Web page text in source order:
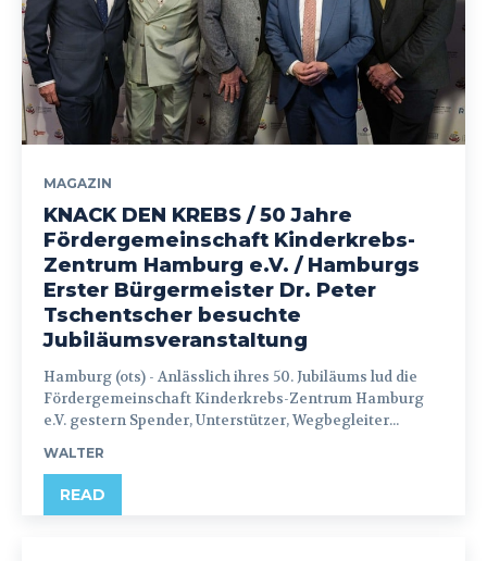
MAGAZIN
KNACK DEN KREBS / 50 Jahre
Fördergemeinschaft Kinderkrebs-
Zentrum Hamburg e.V. / Hamburgs
Erster Bürgermeister Dr. Peter
Tschentscher besuchte
Jubiläumsveranstaltung
Hamburg (ots) - Anlässlich ihres 50. Jubiläums lud die
Fördergemeinschaft Kinderkrebs-Zentrum Hamburg
e.V. gestern Spender, Unterstützer, Wegbegleiter...
WALTER
READ